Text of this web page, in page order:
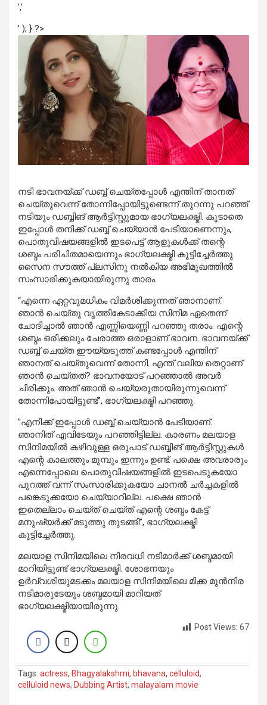
','
' ); } ?>
നടി ഭാവനയ്ക്ക് ഡബ്ബ് ചെയ്തപ്പോൾ എന്തിന് താനത്
ചെയ്തുവെന്ന് തോന്നിപ്പോയിട്ടുണ്ടെന്ന് തുറന്നു പറഞ്ഞ്
നടിയും ഡബ്ബിങ് ആർട്ടിസ്റ്റുമായ ഭാഗ്യലക്ഷ്മി. കൂടാതെ
ഇപ്പോൾ തനിക്ക് ഡബ്ബ് ചെയ്യാൻ പേടിയാണെന്നും,
പൊതുവിഷയങ്ങളില്‍ ഇടപെട്ട് ആളുകള്‍ക്ക് തന്റെ
ശബ്ദം പരിചിതമായെന്നും ഭാഗ്യലക്ഷ്മി കൂട്ടിച്ചേർത്തു.
സൈന സൗത്ത് പ്ലസിനു നൽകിയ അഭിമുഖത്തിൽ
സംസാരിക്കുകയായിരുന്നു താരം.
“എന്നെ ഏറ്റവുമധികം വിമര്‍ശിക്കുന്നത് ഞാനാണ്.
ഞാന്‍ ചെയ്തു വൃത്തികേടാക്കിയ സിനിമ ഏതെന്ന്
ചോദിച്ചാല്‍ ഞാന്‍ എണ്ണിയെണ്ണി പറഞ്ഞു തരാം. എന്റെ
ശബ്ദം ഒരിക്കലും ചേരാത്ത ഒരാളാണ് ഭാവന. ഭാവനയ്ക്ക്
ഡബ്ബ് ചെയ്ത ഈയ്യടുത്ത് കണ്ടപ്പോള്‍ എന്തിന്
ഞാനത് ചെയ്തുവെന്ന് തോന്നി. എന്ത് വലിയ തെറ്റാണ്
ഞാന്‍ ചെയ്തത്? ഭാവനയോട് പറഞ്ഞാല്‍ അവര്‍
ചിരിക്കും. അത് ഞാന്‍ ചെയ്യരുതായിരുന്നുവെന്ന്
തോന്നിപോയിട്ടുണ്ട്”, ഭാഗ്യലക്ഷ്മി പറഞ്ഞു.
”എനിക്ക് ഇപ്പോള്‍ ഡബ്ബ് ചെയ്യാന്‍ പേടിയാണ്.
ഞാനിത് എവിടേയും പറഞ്ഞിട്ടില്ല. കാരണം മലയാള
സിനിമയില്‍ കഴിവുള്ള ഒരുപാട് ഡബ്ബിങ് ആര്‍ട്ടിസ്റ്റുകള്‍
എന്റെ കാലത്തും മുമ്പും ഇന്നും ഉണ്ട്. പക്ഷെ അവരാരും
എന്നെപ്പോലെ പൊതുവിഷയങ്ങളില്‍ ഇടപെടുകയോ
പുറത്ത് വന്ന് സംസാരിക്കുകയോ ചാനല്‍ ചര്‍ച്ചകളില്‍
പങ്കെടുക്കയോ ചെയ്യാറില്ല. പക്ഷെ ഞാന്‍
ഇതെല്ലാം ചെയ്ത് ചെയ്ത് എന്റെ ശബ്ദം കേട്ട്
മനുഷ്യര്‍ക്ക് മടുത്തു തുടങ്ങി”, ഭാഗ്യലക്ഷ്മി
കൂട്ടിച്ചേർത്തു.
മലയാള സിനിമയിലെ നിരവധി നടിമാര്‍ക്ക് ശബ്ദമായി
മാറിയിട്ടുണ്ട് ഭാഗ്യലക്ഷ്മി. ശോഭനയും
ഉര്‍വ്വശിയുമടക്കം മലയാള സിനിമയിലെ മിക്ക മുന്‍നിര
നടിമാരുടേയും ശബ്ദമായി മാറിയത്
ഭാഗ്യലക്ഷ്മിയായിരുന്നു.
Post Views: 67
Tags: actress, Bhagyalakshmi, bhavana, celluloid,
celluloid news, Dubbing Artist, malayalam movie